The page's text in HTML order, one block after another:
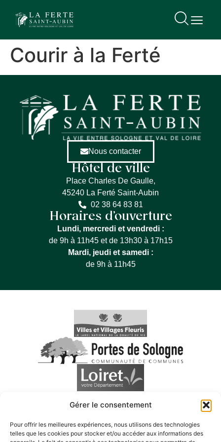
Gérer le consentement
Pour offrir les meilleures expériences, nous utilisons des technologies
telles que les cookies pour stocker et/ou accéder aux informations des
principal
Courir à la Ferté
Nous contacter
Hôtel de ville
Place Charles De Gaulle,
45240 La Ferté Saint-Aubin
02 38 64 83 81
Horaires d’ouverture
Lundi, mercredi et vendredi :
de 9h à 11h45 et de 13h30 à 17h15
Mardi, jeudi et samedi :
de 9h à 11h45